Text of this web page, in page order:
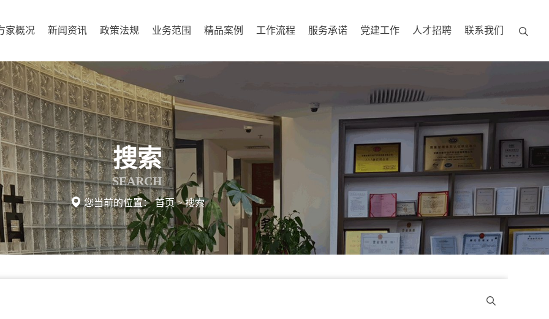
家概况 新闻资讯 政策法规 业务范围 精品案例 工作流程 服务承诺 党建工作 人才招聘 联系我们
搜索
SEARCH
您当前的位置：首页>搜索